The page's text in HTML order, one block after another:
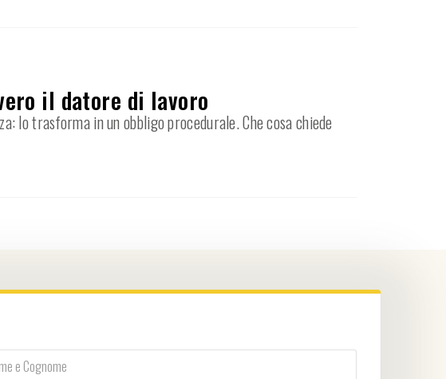
il datore di lavoro
lo trasforma in un obbligo procedurale. Che cosa chiede